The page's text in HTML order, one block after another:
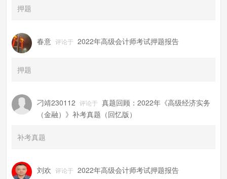
押题
春意 评论于 2022年高级会计师考试押题报告
押题
刁靖230112 评论于 真题回顾：2022年《高级经济实务
（金融）》补考真题（回忆版）
补考真题
刘欢 评论于 2022年高级会计师考试押题报告